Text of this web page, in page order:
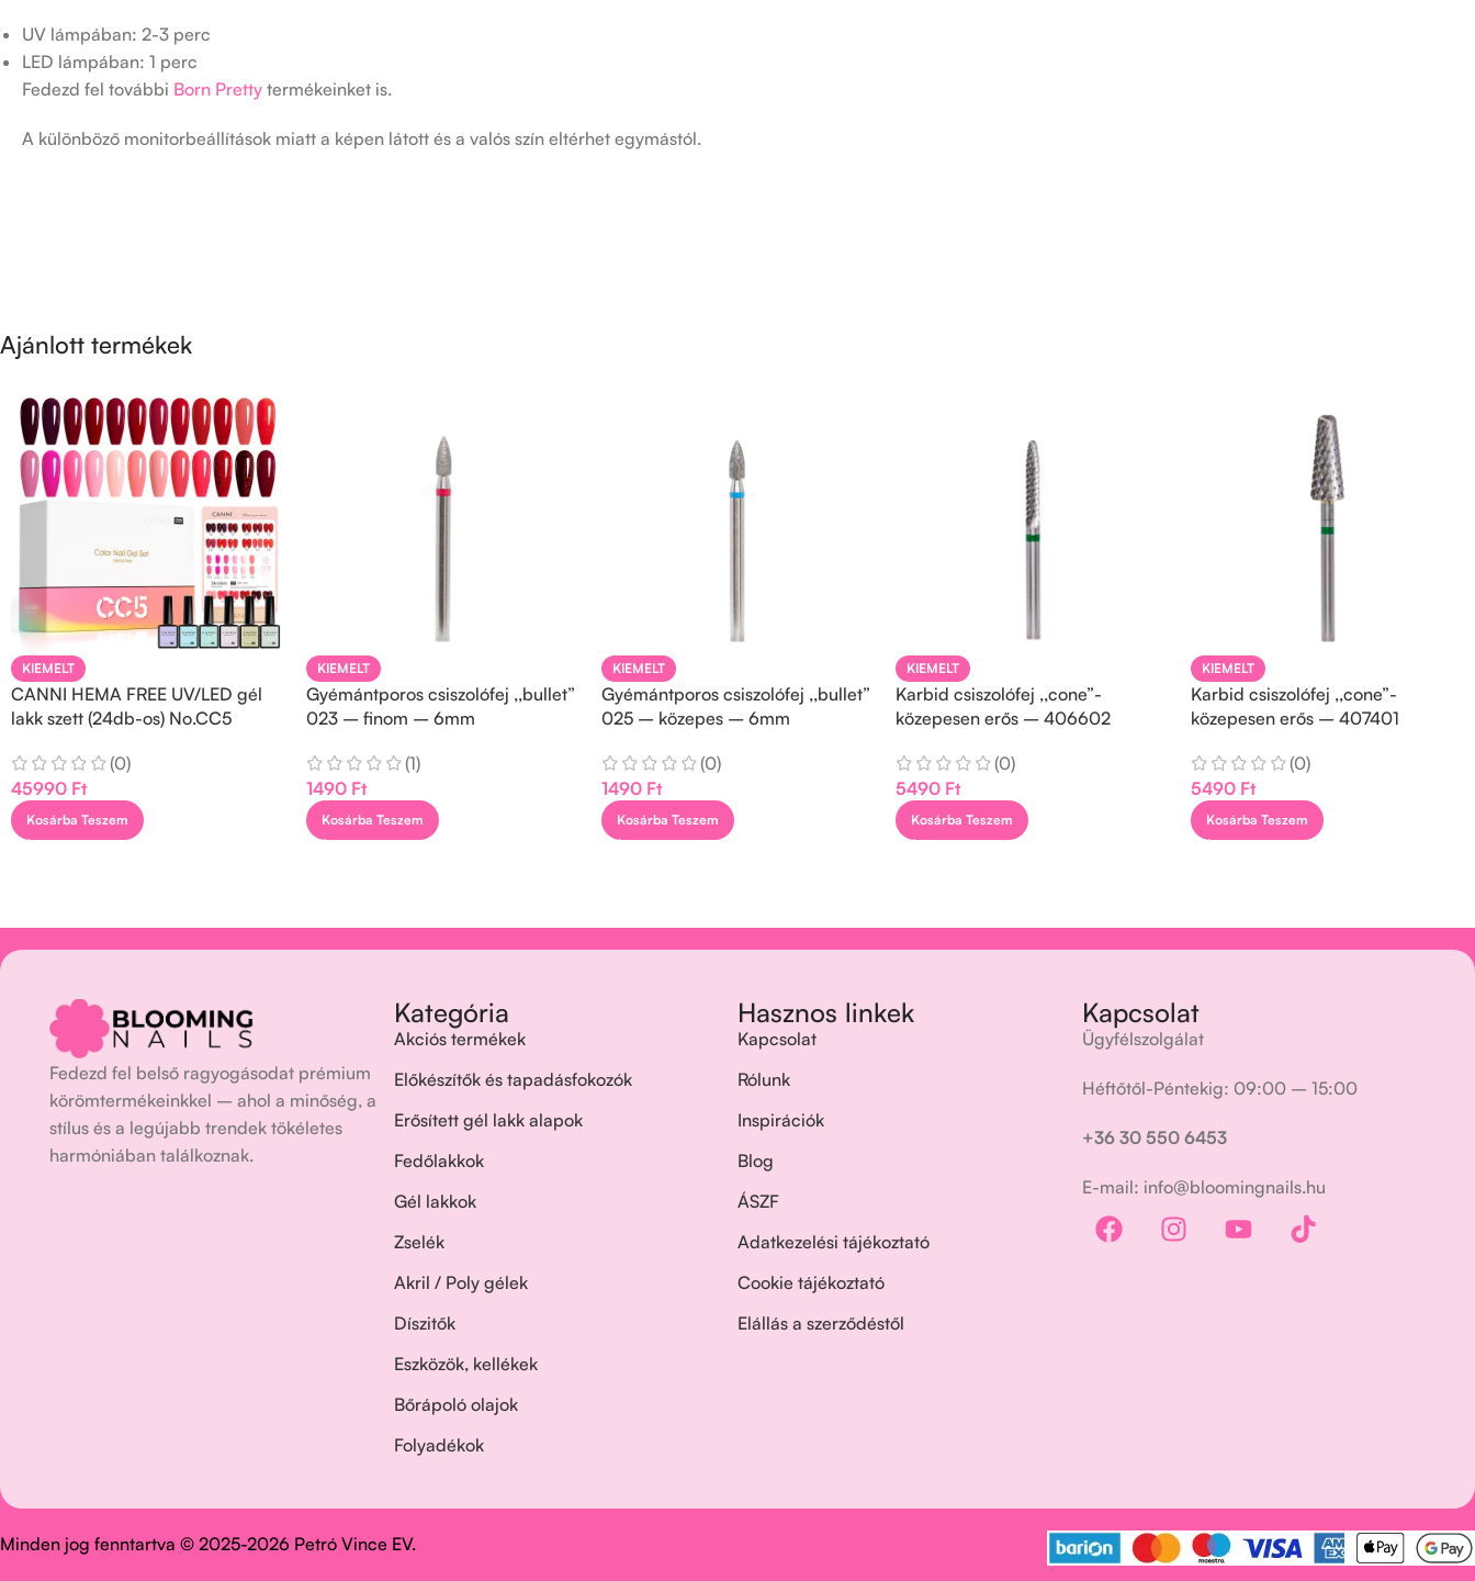
UV lámpában: 2-3 perc
LED lámpában: 1 perc
Fedezd fel további Born Pretty termékeinket is.
A különböző monitorbeállítások miatt a képen látott és a valós szín eltérhet egymástól.
Ajánlott termékek
KIEMELT
CANNI HEMA FREE UV/LED gél
lakk szett (24db-os) No.CC5
(0)
45990 Ft
Kosárba Teszem
KIEMELT
Gyémántporos csiszolófej ,,bullet”
023 – finom – 6mm
(1)
1490 Ft
Kosárba Teszem
KIEMELT
Gyémántporos csiszolófej ,,bullet”
025 – közepes – 6mm
(0)
1490 Ft
Kosárba Teszem
KIEMELT
Karbid csiszolófej ,,cone”-
közepesen erős – 406602
(0)
5490 Ft
Kosárba Teszem
KIEMELT
Karbid csiszolófej ,,cone”-
közepesen erős – 407401
(0)
5490 Ft
Kosárba Teszem
Fedezd fel belső ragyogásodat prémium
körömtermékeinkkel – ahol a minőség, a
stílus és a legújabb trendek tökéletes
harmóniában találkoznak.
Kategória
Akciós termékek
Előkészítők és tapadásfokozók
Erősített gél lakk alapok
Fedőlakkok
Gél lakkok
Zselék
Akril / Poly gélek
Díszitők
Eszközök, kellékek
Bőrápoló olajok
Folyadékok
Hasznos linkek
Kapcsolat
Rólunk
Inspirációk
Blog
ÁSZF
Adatkezelési tájékoztató
Cookie tájékoztató
Elállás a szerződéstől
Kapcsolat
Ügyfélszolgálat
Héftőtől-Péntekig: 09:00 – 15:00
+36 30 550 6453
E-mail: info@bloomingnails.hu
Minden jog fenntartva © 2025-2026 Petró Vince EV.